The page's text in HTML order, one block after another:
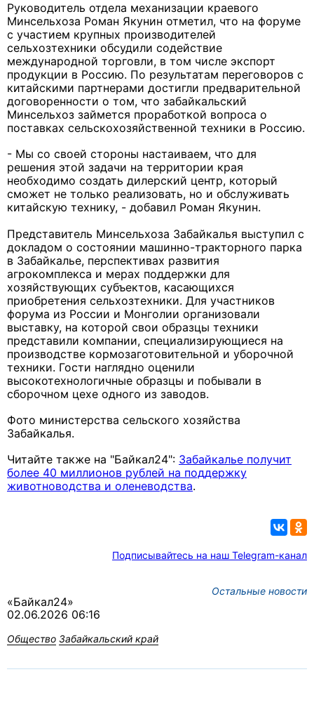
Руководитель отдела механизации краевого
Минсельхоза Роман Якунин отметил, что на форуме
с участием крупных производителей
сельхозтехники обсудили содействие
международной торговли, в том числе экспорт
продукции в Россию. По результатам переговоров с
китайскими партнерами достигли предварительной
договоренности о том, что забайкальский
Минсельхоз займется проработкой вопроса о
поставках сельскохозяйственной техники в Россию.
- Мы со своей стороны настаиваем, что для
решения этой задачи на территории края
необходимо создать дилерский центр, который
сможет не только реализовать, но и обслуживать
китайскую технику, - добавил Роман Якунин.
Представитель Минсельхоза Забайкалья выступил с
докладом о состоянии машинно-тракторного парка
в Забайкалье, перспективах развития
агрокомплекса и мерах поддержки для
хозяйствующих субъектов, касающихся
приобретения сельхозтехники. Для участников
форума из России и Монголии организовали
выставку, на которой свои образцы техники
представили компании, специализирующиеся на
производстве кормозаготовительной и уборочной
техники. Гости наглядно оценили
высокотехнологичные образцы и побывали в
сборочном цехе одного из заводов.
Фото министерства сельского хозяйства
Забайкалья.
Читайте также на "Байкал24": Забайкалье получит
более 40 миллионов рублей на поддержку
животноводства и оленеводства.
Подписывайтесь на наш Telegram-канал
Остальные новости
«Байкал24»
02.06.2026 06:16
Общество Забайкальский край